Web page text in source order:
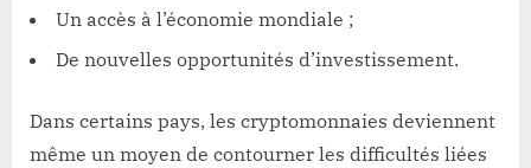
Un accès à l’économie mondiale ;
De nouvelles opportunités d’investissement.
Dans certains pays, les cryptomonnaies deviennent
même un moyen de contourner les difficultés liées